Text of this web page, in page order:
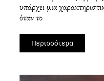
υπάρχει μια
όταν το
Περισσότερα